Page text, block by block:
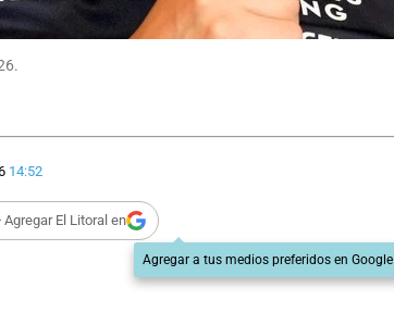
14:52
Agregar El Litoral en
Agregar a tus medios preferidos en Google